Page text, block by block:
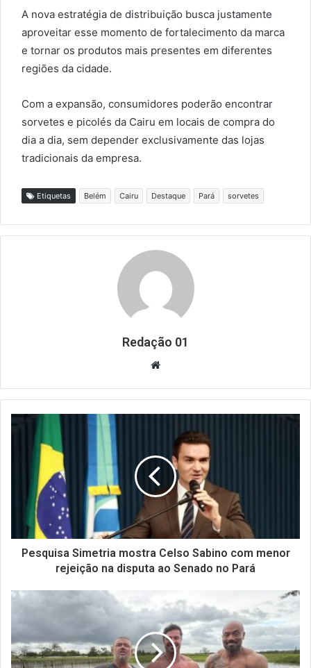
A nova estratégia de distribuição busca justamente
aproveitar esse momento de fortalecimento da marca
e tornar os produtos mais presentes em diferentes
regiões da cidade.
Com a expansão, consumidores poderão encontrar
sorvetes e picolés da Cairu em locais de compra do
dia a dia, sem depender exclusivamente das lojas
tradicionais da empresa.
Etiquetas Belém Cairu Destaque Pará sorvetes
Redação 01
Website
Pesquisa Simetria mostra Celso Sabino com menor
rejeição na disputa ao Senado no Pará